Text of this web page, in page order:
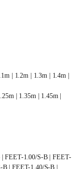
| 1.2m | 1.3m | 1.4m |
| 1.35m | 1.45m |
FEET-1.00/S-B | FEET-
| FEET-1.40/S-B |